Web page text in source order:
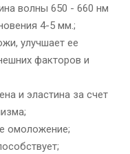
волны 650 - 660 нм
4-5 мм.;
улучшает ее
факторов и
и эластина за счет
омоложение;